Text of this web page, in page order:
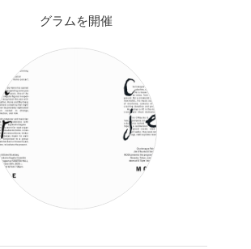
グラムを開催